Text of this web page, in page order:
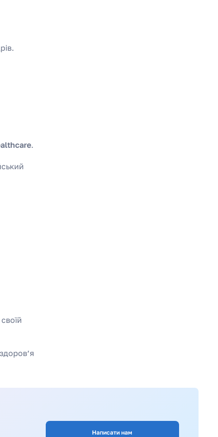
.
Написати нам